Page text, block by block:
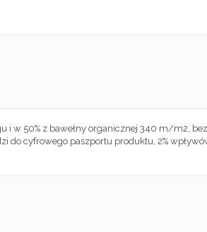
i w 50% z bawełny organicznej 340 m/m2,
cyfrowego paszportu produktu, 2%